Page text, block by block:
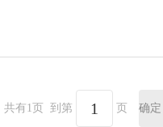
共有1页 到第 页